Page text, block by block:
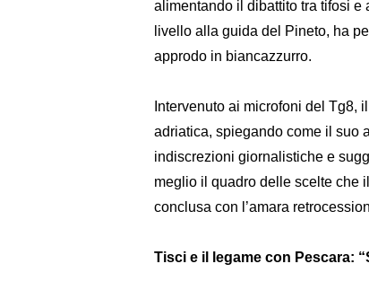
alimentando il dibattito tra tifosi e
livello alla guida del Pineto, ha
approdo in biancazzurro.
Intervenuto ai microfoni del Tg8,
adriatica, spiegando come il suo
indiscrezioni giornalistiche e
meglio il quadro delle scelte che
conclusa con l’amara
Tisci e il legame con Pescara: